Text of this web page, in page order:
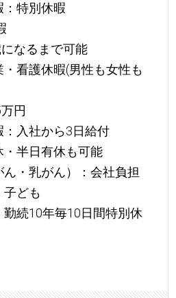
特別休暇
なるまで可能
看護休暇(男性も女性も
円
：入社から3日給付
半日有休も可能
・乳がん）：会社負担
子ども
勤続10年毎10日間特別休